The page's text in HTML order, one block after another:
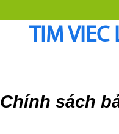
TIM VIEC
Chính sách